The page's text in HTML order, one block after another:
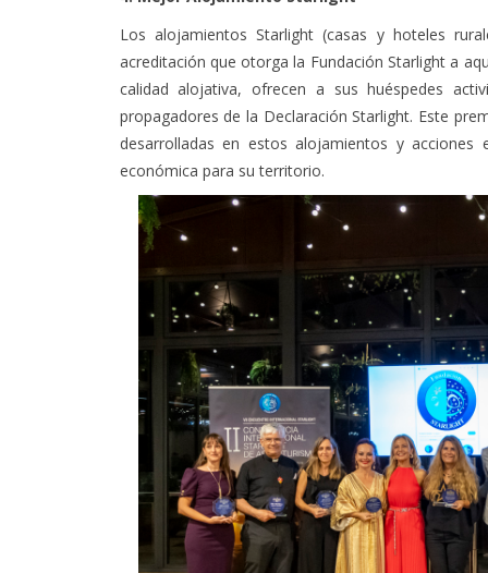
Los alojamientos Starlight (casas y hoteles
acreditación que otorga la Fundación Starlight a
calidad alojativa, ofrecen a sus huéspedes
propagadores de la Declaración Starlight. Este
desarrolladas en estos alojamientos y acciones
económica para su territorio.